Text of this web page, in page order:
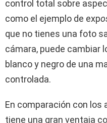
control total sobre
como el ejemplo de exp
que no tienes una foto
cámara, puede cambiar
blanco y negro de una
controlada.
En comparación con los
tiene una gran ventaja